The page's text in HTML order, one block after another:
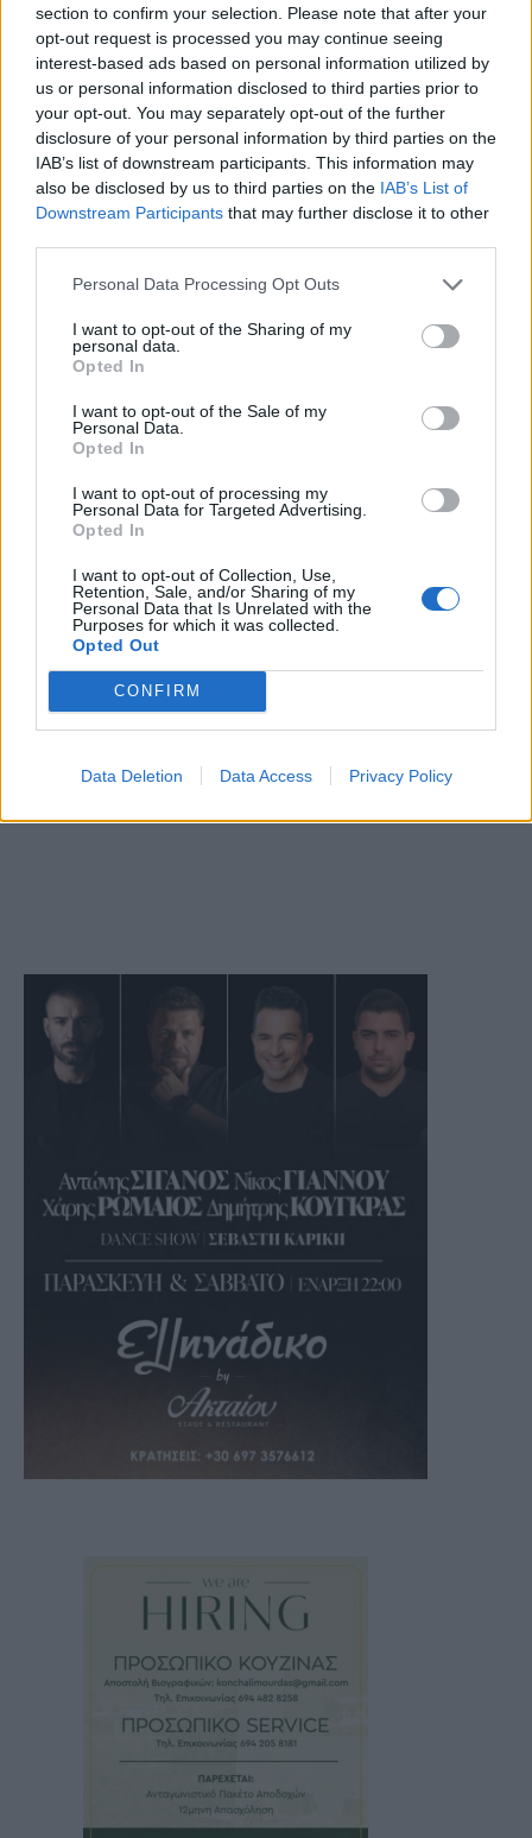
section to confirm your selection. Please note that after your
opt-out request is processed you may continue seeing
interest-based ads based on personal information utilized by
us or personal information disclosed to third parties prior to
your opt-out. You may separately opt-out of the further
disclosure of your personal information by third parties on the
IAB’s list of downstream participants. This information may
also be disclosed by us to third parties on the IAB’s List of
Downstream Participants that may further disclose it to other
Personal Data Processing Opt Outs
I want to opt-out of the Sharing of my
personal data.
Opted In
I want to opt-out of the Sale of my
Personal Data.
Opted In
I want to opt-out of processing my
Personal Data for Targeted Advertising.
Opted In
I want to opt-out of Collection, Use,
Retention, Sale, and/or Sharing of my
Personal Data that Is Unrelated with the
Purposes for which it was collected.
Opted Out
CONFIRM
Data Deletion Data Access Privacy Policy